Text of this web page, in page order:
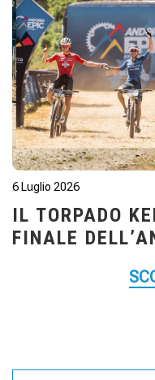
6 Luglio 2026
IL TORPADO
FINALE